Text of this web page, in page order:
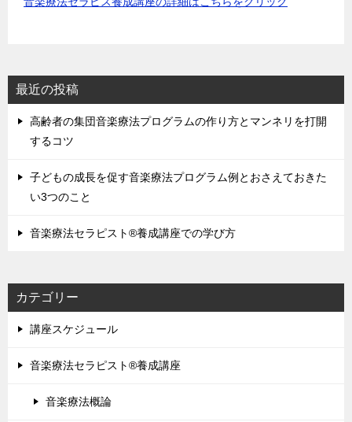
最近の投稿
高齢者の集団音楽療法プログラムの作り方とマンネリを打開
するコツ
子どもの成長を促す音楽療法プログラム例とおさえておきた
い3つのこと
音楽療法セラピスト®養成講座での学び方
カテゴリー
講座スケジュール
音楽療法セラピスト®養成講座
音楽療法概論